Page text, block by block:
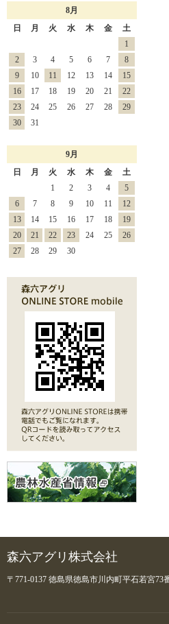
8月
日
月 火 水 木 金
土
1
2
3 4 5 6 7
8
9
10 11 12 13 14
15
16
17 18 19 20 21
22
23
24 25 26 27 28
29
30
31
9月
日
月 火 水 木 金
土
1
2 3 4
5
6
7 8 9 10 11
12
13
14 15 16 17 18
19
20
21 22 23 24 25
26
27
28 29 30
森六アグリ株式会社
〒771-0137 徳島県徳島市川内町平石若宮73